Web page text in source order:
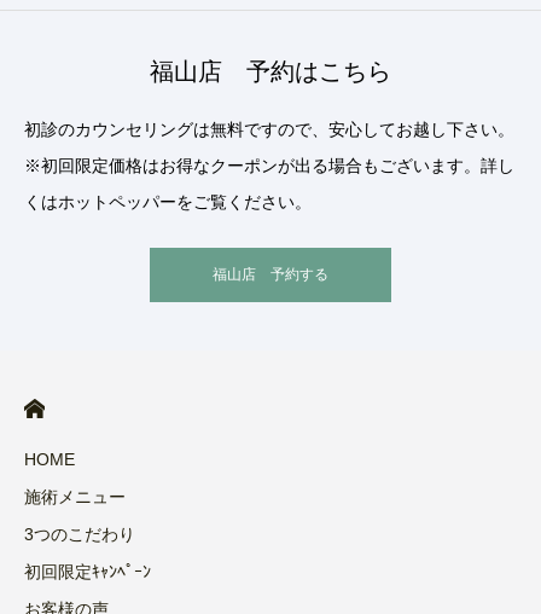
福山店 予約はこちら
初診のカウンセリングは無料ですので、安心してお越し下さい。
※初回限定価格はお得なクーポンが出る場合もございます。詳し
くはホットペッパーをご覧ください。
福山店 予約する
HOME
施術メニュー
3つのこだわり
初回限定ｷｬﾝﾍﾟｰﾝ
お客様の声